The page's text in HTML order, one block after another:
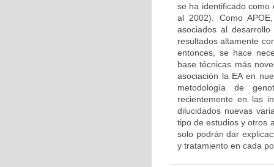
se ha identificado como
al 2002). Como
asociados al
resultados altamente
entonces, se hace
base técnicas más
asociación la EA en
metodología de
recientemente en las
dilucidados nuevas
tipo de estudios y otros
solo podrán dar
y tratamiento en cada